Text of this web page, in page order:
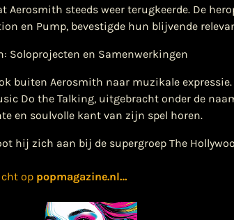
Aerosmith steeds weer terugkeerde. De
en Pump, bevestigde hun blijvende
Soloprojecten en Samenwerkingen
buiten Aerosmith naar muzikale
Do the Talking, uitgebracht onder de
en soulvolle kant van zijn spel horen.
hij zich aan bij de supergroep The
op popmagazine.nl…